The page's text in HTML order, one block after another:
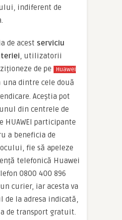
indiferent de
de acest serviciu
, utilizatorii
de pe
Huawei
una dintre cele două
Aceștia pot
din centrele de
HUAWEI participante
a beneficia de
fie să apeleze
telefonică Huawei
0800 400 896
curier, iar acesta va
de la adresa indicată,
de transport gratuit.